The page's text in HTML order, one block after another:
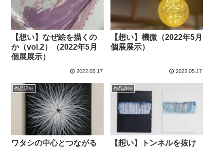
【想い】なぜ絵を描くの
か（vol.2）（2022年5月
個展展示）
2022.05.17
【想い】機微（2022年5月
個展展示）
2022.05.17
作品詳細
ワタシの中心とつながる
作品詳細
【想い】トンネルを抜け